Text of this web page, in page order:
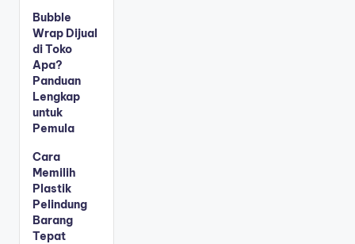
Bubble
Wrap Dijual
di Toko
Apa?
Panduan
Lengkap
untuk
Pemula
Cara
Memilih
Plastik
Pelindung
Barang
Tepat